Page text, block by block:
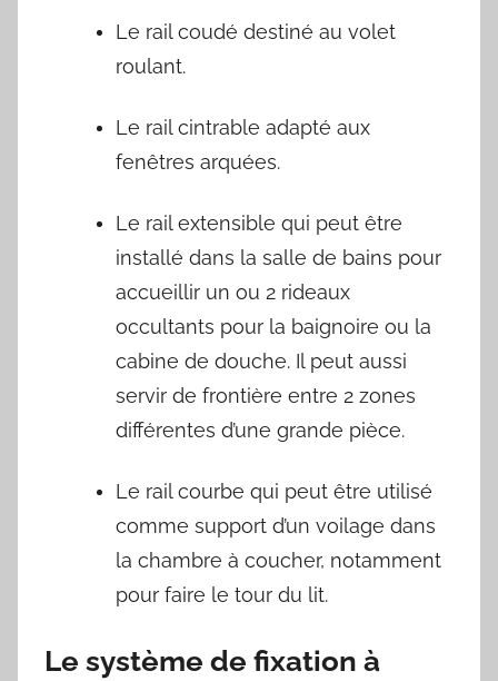
Le rail coudé destiné au volet
roulant.
Le rail cintrable adapté aux
fenêtres arquées.
Le rail extensible qui peut être
installé dans la salle de bains pour
accueillir un ou 2 rideaux
occultants pour la baignoire ou la
cabine de douche. Il peut aussi
servir de frontière entre 2 zones
différentes d’une grande pièce.
Le rail courbe qui peut être utilisé
comme support d’un voilage dans
la chambre à coucher, notamment
pour faire le tour du lit.
Le système de fixation à